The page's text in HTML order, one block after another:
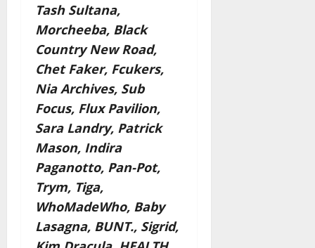
Tash Sultana,
Morcheeba, Black
Country New Road,
Chet Faker, Fcukers,
Nia Archives, Sub
Focus, Flux Pavilion,
Sara Landry, Patrick
Mason, Indira
Paganotto, Pan-Pot,
Trym, Tiga,
WhoMadeWho, Baby
Lasagna, BUNT., Sigrid,